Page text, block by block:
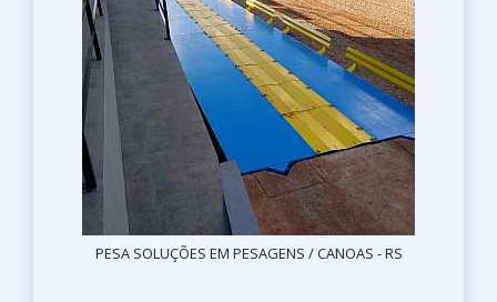
PESA SOLUÇÕES EM PESAGENS / CANOAS - RS